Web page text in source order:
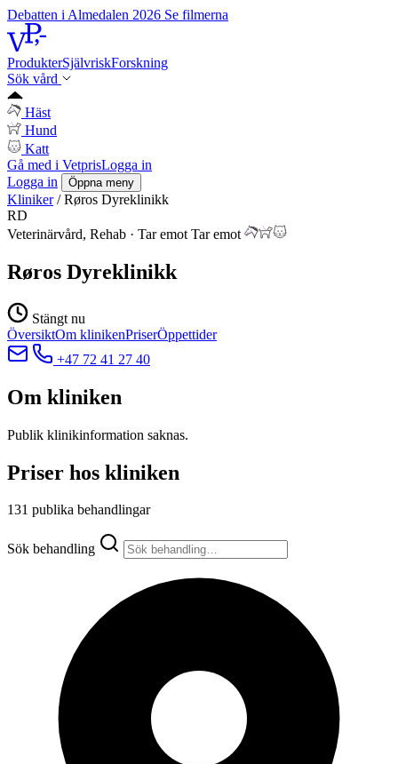
Debatten i Almedalen 2026 Se filmerna
ProdukterSjälvriskForskning
Sök vård
Häst
Hund
Katt
Gå med i VetprisLogga in
Logga in
Öppna meny
Kliniker / Røros Dyreklinikk
RD
Veterinärvård, Rehab · Tar emot Tar emot
Røros Dyreklinikk
Stängt nu
ÖversiktOm klinikenPriserÖppettider
+47 72 41 27 40
Om kliniken
Publik klinikinformation saknas.
Priser hos kliniken
131 publika behandlingar
Sök behandling